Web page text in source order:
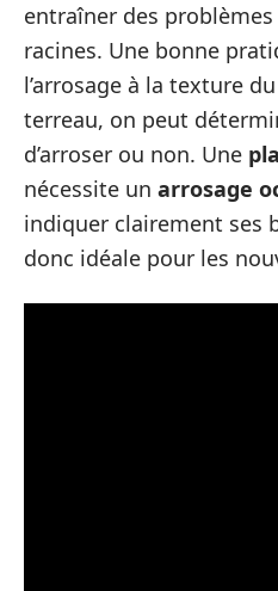
entraîner des
racines. Une bonne
l’arrosage à la texture
terreau, on peut
d’arroser ou non. Une
nécessite un arrosage
indiquer clairement ses
donc idéale pour les